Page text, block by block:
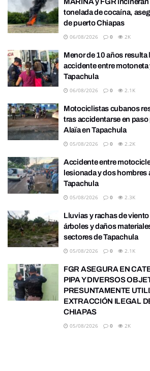
tonelada de cocaína,
de puerto Chiapas
06/08/2026 0 2K
Menor de 10 años resulta
accidente entre motoneta
Tapachula
06/08/2026 0 2.1K
Motociclistas cubanos
tras accidentarse en
Alaïa en Tapachula
05/08/2026 0 2.2K
Accidente entre
lesionada y dos hombres
Tapachula
05/08/2026 0 2.3K
Lluvias y rachas de
árboles y daños
sectores de Tapachula
05/08/2026 0 2.1K
FGR ASEGURA EN
PIPA Y DIVERSOS
PRESUNTAMENTE
EXTRACCIÓN ILEGAL
CHIAPAS
05/08/2026 0 2K